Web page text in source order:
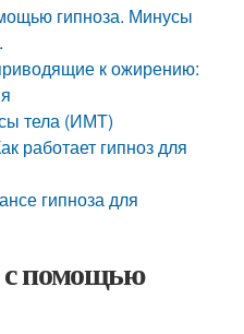
гипноза. Минусы
к ожирению:
тела (ИМТ)
работает гипноз для
гипноза для
с помощью